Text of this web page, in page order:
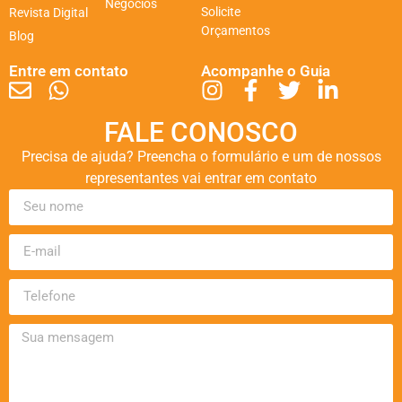
Revista Digital
Blog
Negócios
Solicite
Orçamentos
Entre em contato Acompanhe o Guia
FALE CONOSCO
Precisa de ajuda? Preencha o formulário e um de nossos
representantes vai entrar em contato